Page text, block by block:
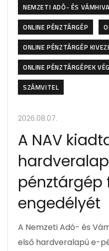
NEMZETI ADÓ- ÉS
ONLINE PÉNZTÁRGÉP
ONLINE PÉNZTÁRGÉP
ONLINE PÉNZTÁRGÉPEK
SZÁMVITEL
2026.08.07.
A NAV
pénztárgép
engedélyét
A Nemzeti Adó- és
első hardveralapú e-